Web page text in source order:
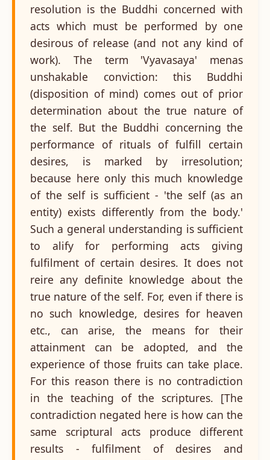
resolution is the Buddhi concerned with
acts which must be performed by one
desirous of release (and not any kind of
work). The term 'Vyavasaya' menas
unshakable conviction: this Buddhi
(disposition of mind) comes out of prior
determination about the true nature of
the self. But the Buddhi concerning the
performance of rituals of fulfill certain
desires, is marked by irresolution;
because here only this much knowledge
of the self is sufficient - 'the self (as an
entity) exists differently from the body.'
Such a general understanding is sufficient
to alify for performing acts giving
fulfilment of certain desires. It does not
reire any definite knowledge about the
true nature of the self. For, even if there is
no such knowledge, desires for heaven
etc., can arise, the means for their
attainment can be adopted, and the
experience of those fruits can take place.
For this reason there is no contradiction
in the teaching of the scriptures. [The
contradiction negated here is how can the
same scriptural acts produce different
results - fulfilment of desires and